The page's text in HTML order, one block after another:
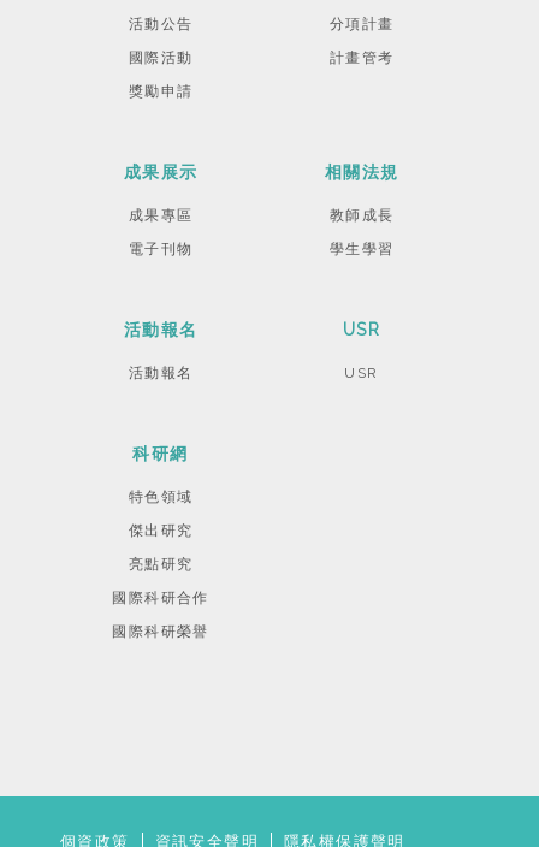
活動公告
國際活動
獎勵申請
分項計畫
計畫管考
成果展示
成果專區
電子刊物
相關法規
教師成長
學生學習
活動報名
活動報名
USR
USR
科研網
特色領域
傑出研究
亮點研究
國際科研合作
國際科研榮譽
個資政策 資訊安全聲明 隱私權保護聲明